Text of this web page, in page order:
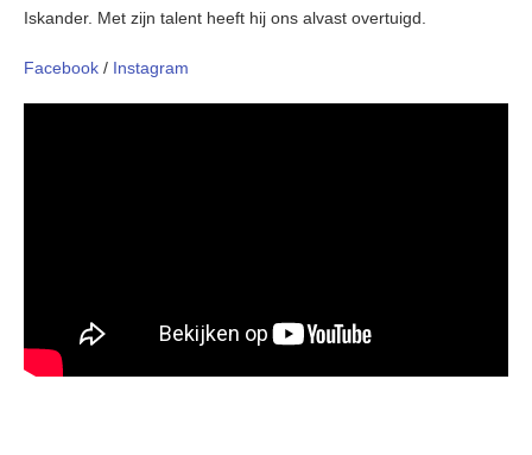
Iskander. Met zijn talent heeft hij ons alvast overtuigd.
Facebook / Instagram